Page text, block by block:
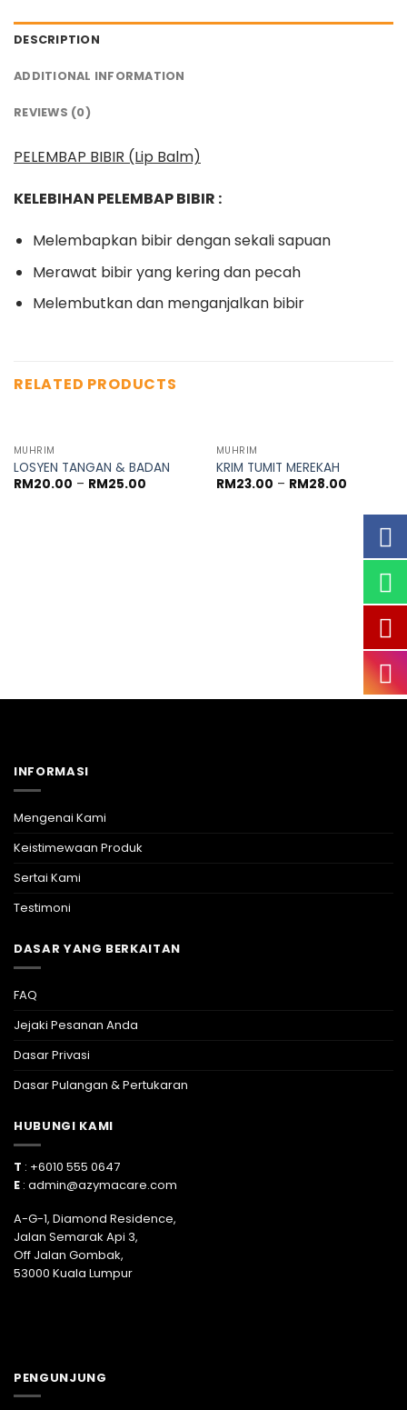
DESCRIPTION
ADDITIONAL INFORMATION
REVIEWS (0)
PELEMBAP BIBIR (Lip Balm)
KELEBIHAN PELEMBAP BIBIR :
Melembapkan bibir dengan sekali sapuan
Merawat bibir yang kering dan pecah
Melembutkan dan menganjalkan bibir
RELATED PRODUCTS
MUHRIM
LOSYEN TANGAN & BADAN
RM20.00 – RM25.00
MUHRIM
KRIM TUMIT MEREKAH
RM23.00 – RM28.00
INFORMASI
Mengenai Kami
Keistimewaan Produk
Sertai Kami
Testimoni
DASAR YANG BERKAITAN
FAQ
Jejaki Pesanan Anda
Dasar Privasi
Dasar Pulangan & Pertukaran
HUBUNGI KAMI
T : +6010 555 0647
E : admin@azymacare.com
A-G-1, Diamond Residence,
Jalan Semarak Api 3,
Off Jalan Gombak,
53000 Kuala Lumpur
PENGUNJUNG